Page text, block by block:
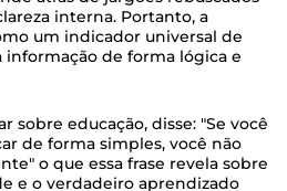
interna. Portanto, a
um indicador universal de
de forma lógica e